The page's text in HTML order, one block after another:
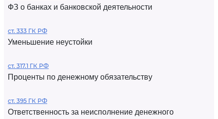
ФЗ о банках и банковской деятельности
ст. 333 ГК РФ
Уменьшение неустойки
ст. 317.1 ГК РФ
Проценты по денежному обязательству
ст. 395 ГК РФ
Ответственность за неисполнение денежного